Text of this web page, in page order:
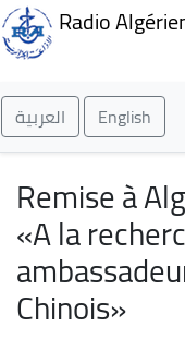
Radio
العربية English
Remise à
«A la
Chinois»